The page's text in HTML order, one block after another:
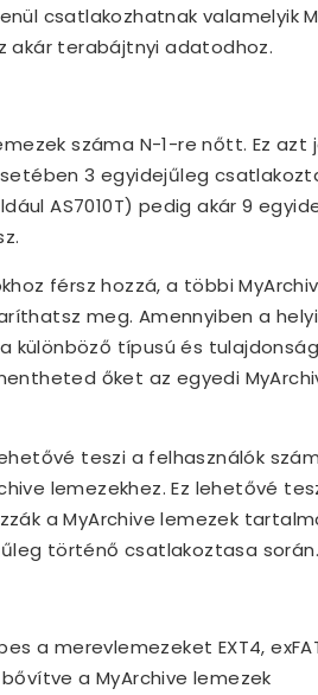
csatlakozhatnak valamelyik
akár terabájtnyi adatodhoz.
száma N-1-re nőtt. Ez azt
3 egyidejűleg
AS7010T) pedig akár 9
férsz hozzá, a többi
meg. Amennyiben a helyi
különböző típusú és
őket az egyedi
teszi a felhasználók
lemezekhez. Ez lehetővé
a MyArchive lemezek
történő csatlakoztasa során.
a merevlemezeket EXT4,
a MyArchive lemezek